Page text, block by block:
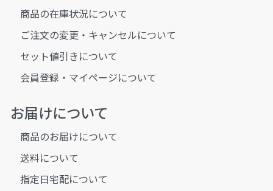
商品の在庫状況について
ご注文の変更・キャンセルについて
セット値引きについて
会員登録・マイページについて
お届けについて
商品のお届けについて
送料について
指定日宅配について